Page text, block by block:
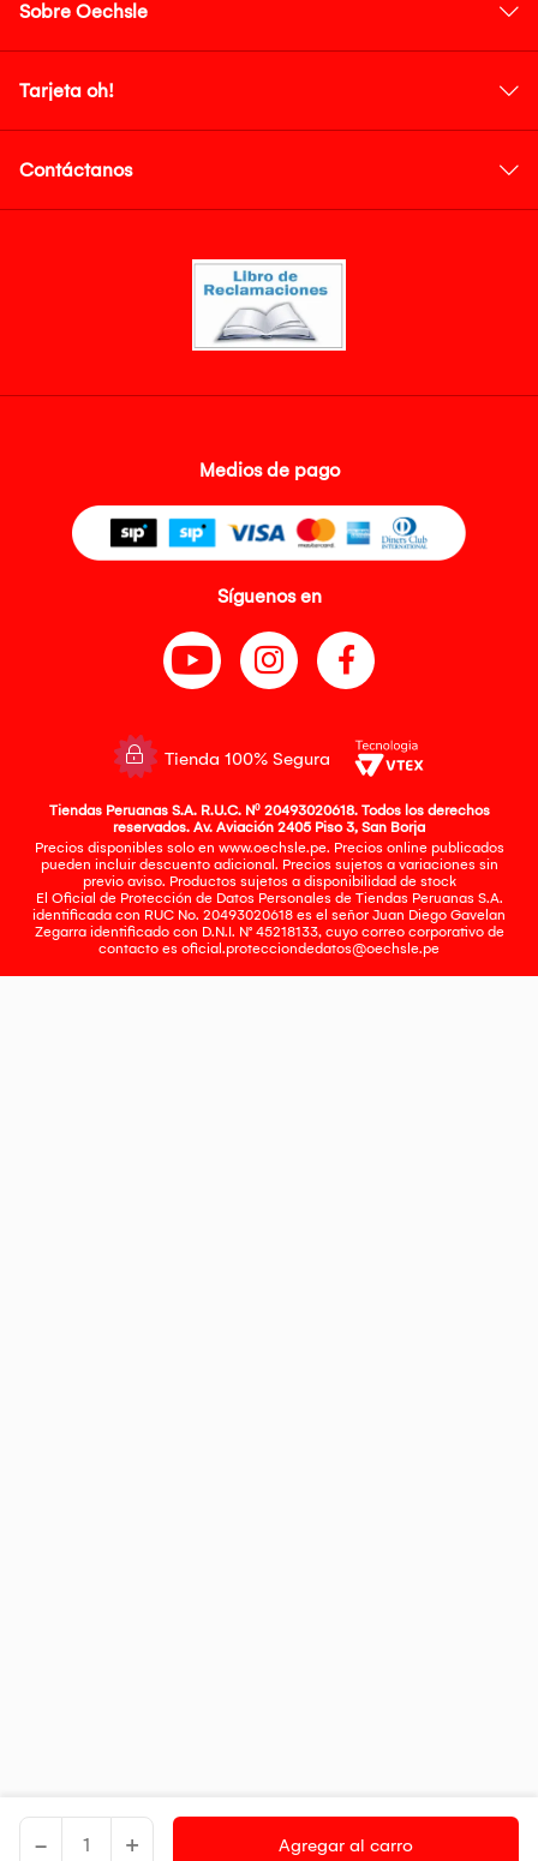
- + Agregar al carro
Sobre Oechsle
Tarjeta oh!
Contáctanos
Medios de pago
Síguenos en
Tienda 100% Segura
Tiendas Peruanas S.A. R.U.C. Nº 20493020618. Todos los derechos
reservados. Av. Aviación 2405 Piso 3, San Borja
Precios disponibles solo en www.oechsle.pe. Precios online publicados
pueden incluir descuento adicional. Precios sujetos a variaciones sin
previo aviso. Productos sujetos a disponibilidad de stock
El Oficial de Protección de Datos Personales de Tiendas Peruanas S.A.
identificada con RUC No. 20493020618 es el señor Juan Diego Gavelan
Zegarra identificado con D.N.I. N° 45218133, cuyo correo corporativo de
contacto es oficial.protecciondedatos@oechsle.pe